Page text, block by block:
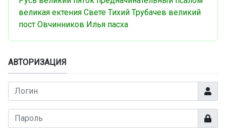
великая ектения Свете Тихий Трубачев великий
пост Овчинников Илья пасха
АВТОРИЗАЦИЯ
Логин